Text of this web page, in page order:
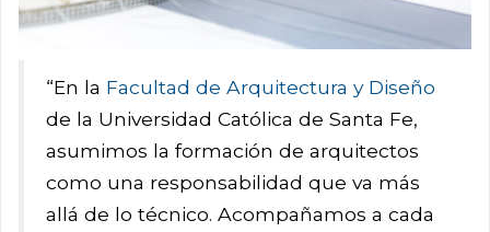
“En la Facultad de Arquitectura y Diseño
de la Universidad Católica de Santa Fe,
asumimos la formación de arquitectos
como una responsabilidad que va más
allá de lo técnico. Acompañamos a cada